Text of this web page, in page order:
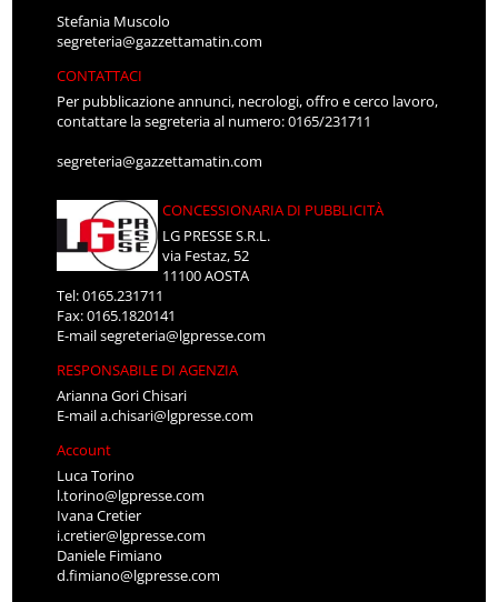
Stefania Muscolo
segreteria@gazzettamatin.com
CONTATTACI
Per pubblicazione annunci, necrologi, offro e cerco lavoro,
contattare la segreteria al numero: 0165/231711
segreteria@gazzettamatin.com
CONCESSIONARIA DI PUBBLICITÀ
LG PRESSE S.R.L.
via Festaz, 52
11100 AOSTA
Tel: 0165.231711
Fax: 0165.1820141
E-mailsegreteria@lgpresse.com
RESPONSABILE DI AGENZIA
Arianna Gori Chisari
E-maila.chisari@lgpresse.com
Account
Luca Torino
l.torino@lgpresse.com
Ivana Cretier
i.cretier@lgpresse.com
Daniele Fimiano
d.fimiano@lgpresse.com